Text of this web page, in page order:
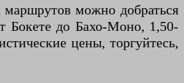
можно добраться
Бокете до Бахо-Моно, 1,50-
цены, торгуйтесь,